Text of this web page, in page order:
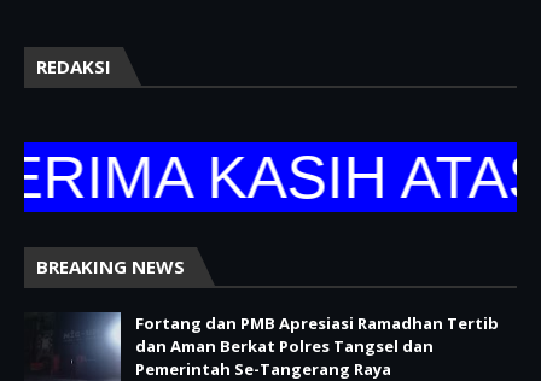
REDAKSI
KASIH ATAS
BREAKING NEWS
Fortang dan PMB Apresiasi Ramadhan Tertib
dan Aman Berkat Polres Tangsel dan
Pemerintah Se-Tangerang Raya